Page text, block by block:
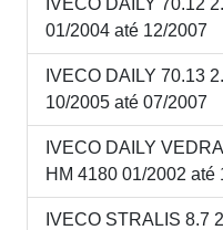
01/2004 até 12/2007
IVECO DAILY 70.13
10/2005 até 07/2007
IVECO DAILY
HM 4180 01/2002 até
IVECO STRALIS 8.7